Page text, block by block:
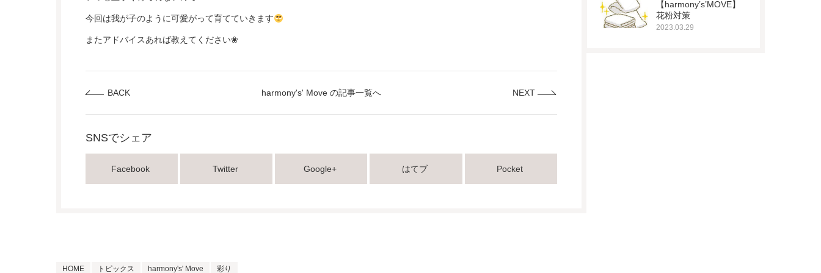
今回は我が子のように可愛がって育てていきます
またアドバイスあれば教えてください❀
BACK harmony's' Move の記事一覧へ NEXT
SNSでシェア
Facebook Twitter Google+ はてブ Pocket
【harmony’s’MOVE】
花粉対策
2023.03.29
HOME トピックス harmony's' Move 彩り